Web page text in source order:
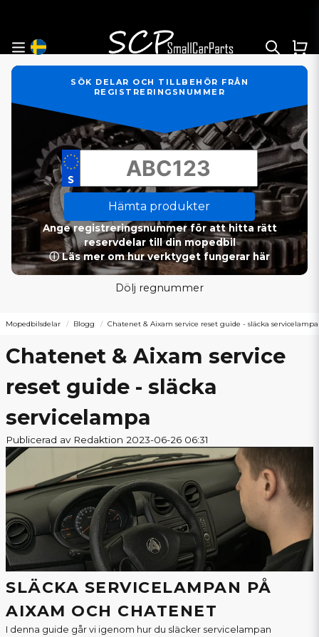
SÖK DELAR OCH TILLBEHÖR FRÅN
REGISTRERINGSNUMMER
Hämta produkter
Ange registreringsnummer för att hitta rätt
reservdelar till din mopedbil
ⓘ Läs mer om hur verktyget fungerar här
Dölj regnummer
Mopedbilsdelar Blogg Chatenet & Aixam service reset guide - släcka servicelampa
Chatenet & Aixam service
reset guide - släcka
servicelampa
Publicerad av Redaktion 2023-06-26 06:31
SLÄCKA SERVICELAMPAN PÅ
AIXAM OCH CHATENET
I denna guide går vi igenom hur du släcker servicelampan